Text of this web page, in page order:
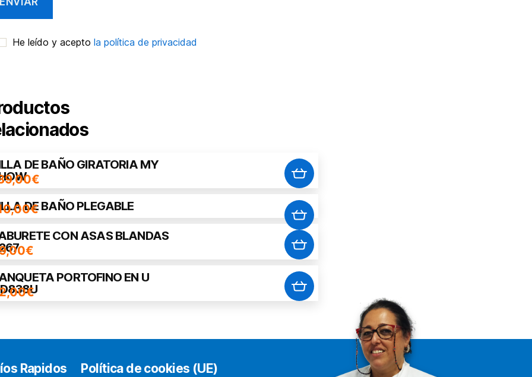
He leído y acepto la política de privacidad
DE BAÑO GIRATORIA MY
€
DE BAÑO PLEGABLE
€
CON ASAS BLANDAS
€
PORTOFINO EN U
€
Rapidos Política de cookies (UE)